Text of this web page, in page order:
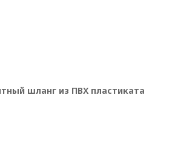
шланг из ПВХ пластиката
(далее – Политика)
к защите персональных
Республики